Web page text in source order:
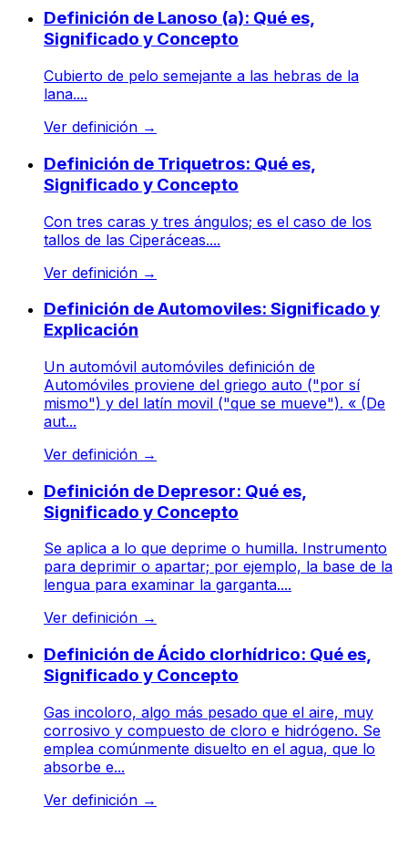
Definición de Lanoso (a): Qué es,
Significado y Concepto
Cubierto de pelo semejante a las hebras de la
lana....
Ver definición →
Definición de Triquetros: Qué es,
Significado y Concepto
Con tres caras y tres ángulos; es el caso de los
tallos de las Ciperáceas....
Ver definición →
Definición de Automoviles: Significado y
Explicación
Un automóvil automóviles definición de
Automóviles proviene del griego auto ("por sí
mismo") y del latín movil ("que se mueve"). « (De
aut...
Ver definición →
Definición de Depresor: Qué es,
Significado y Concepto
Se aplica a lo que deprime o humilla. Instrumento
para deprimir o apartar; por ejemplo, la base de la
lengua para examinar la garganta....
Ver definición →
Definición de Ácido clorhídrico: Qué es,
Significado y Concepto
Gas incoloro, algo más pesado que el aire, muy
corrosivo y compuesto de cloro e hidrógeno. Se
emplea comúnmente disuelto en el agua, que lo
absorbe e...
Ver definición →